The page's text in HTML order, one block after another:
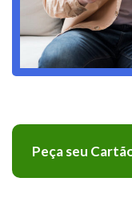
Peça seu